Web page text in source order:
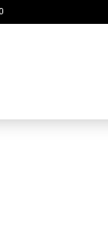
0